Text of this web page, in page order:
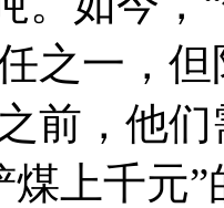
之一，
前，他
煤上千元